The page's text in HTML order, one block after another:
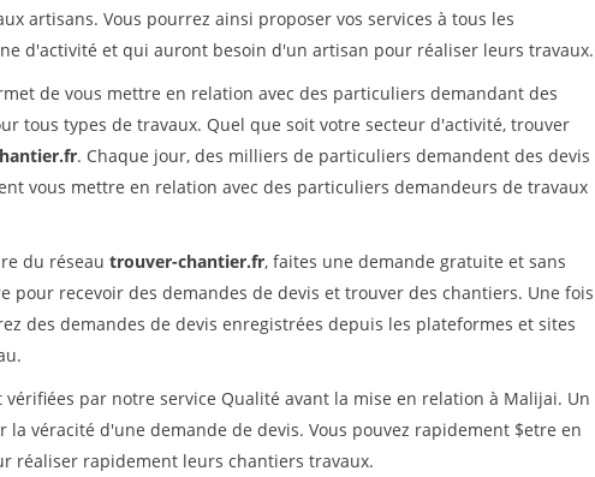
artisans. Vous pourrez ainsi proposer vos services à tous les
d'activité et qui auront besoin d'un artisan pour réaliser leurs travaux.
de vous mettre en relation avec des particuliers demandant des
tous types de travaux. Quel que soit votre secteur d'activité, trouver
. Chaque jour, des milliers de particuliers demandent des devis
vous mettre en relation avec des particuliers demandeurs de travaux
du réseau trouver-chantier.fr, faites une demande gratuite et sans
pour recevoir des demandes de devis et trouver des chantiers. Une fois
des demandes de devis enregistrées depuis les plateformes et sites
vérifiées par notre service Qualité avant la mise en relation à Malijai. Un
véracité d'une demande de devis. Vous pouvez rapidement $etre en
réaliser rapidement leurs chantiers travaux.